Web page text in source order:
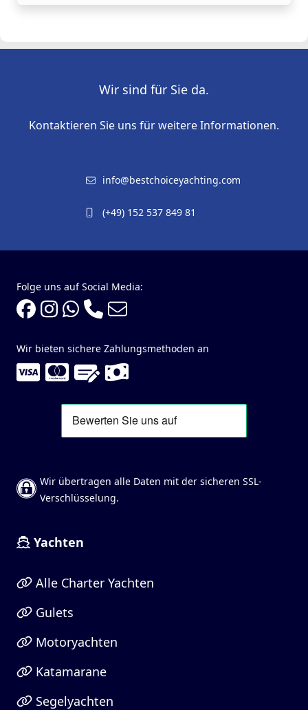
Wir sind für Sie da.
Kontaktieren Sie uns für weitere Informationen.
info@bestchoiceyachting.com
(+49) 152 537 849 81
Folge uns auf Social Media:
Wir bieten sichere Zahlungsmethoden an
Wir übertragen alle Daten mit der sicheren SSL-
Verschlüsselung.
Yachten
Alle Charter Yachten
Gulets
Motoryachten
Katamarane
Segelyachten